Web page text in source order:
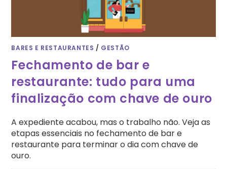
BARES E RESTAURANTES / GESTÃO
Fechamento de bar e
restaurante: tudo para uma
finalização com chave de ouro
A expediente acabou, mas o trabalho não. Veja as
etapas essenciais no fechamento de bar e
restaurante para terminar o dia com chave de
ouro.